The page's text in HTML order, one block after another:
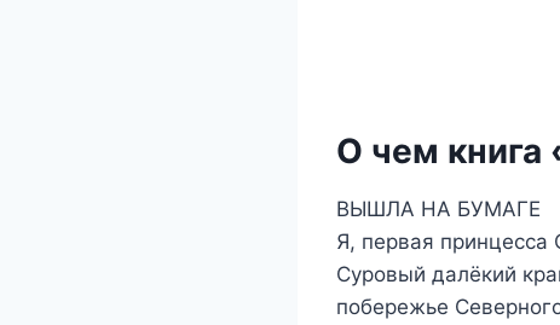
О чем книга
ВЫШЛА НА БУМАГЕ
Я, первая
Суровый далёкий
побережье